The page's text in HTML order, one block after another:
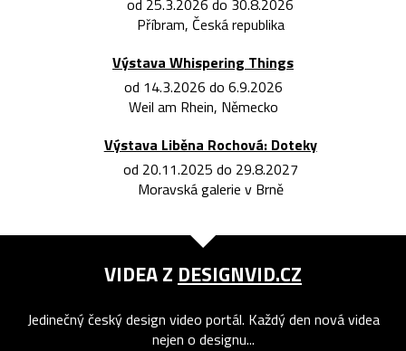
od 25.3.2026 do 30.8.2026
Příbram, Česká republika
Výstava Whispering Things
od 14.3.2026 do 6.9.2026
Weil am Rhein, Německo
Výstava Liběna Rochová: Doteky
od 20.11.2025 do 29.8.2027
Moravská galerie v Brně
VIDEA Z DESIGNVID.CZ
Jedinečný český design video portál. Každý den nová videa
nejen o designu...